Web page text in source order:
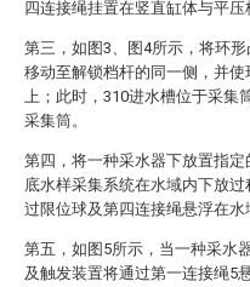
四连接绳挂置在竖直缸体与平压
第三，如图3、图4所示，将环
移动至解锁档杆的同一侧，并
上；此时，310进水槽位于采集
采集筒。
第四，将一种采水器下放置指
底水样采集系统在水域内下放
过限位球及第四连接绳悬浮在水
第五，如图5所示，当一种采水
及触发装置将通过第一连接绳5